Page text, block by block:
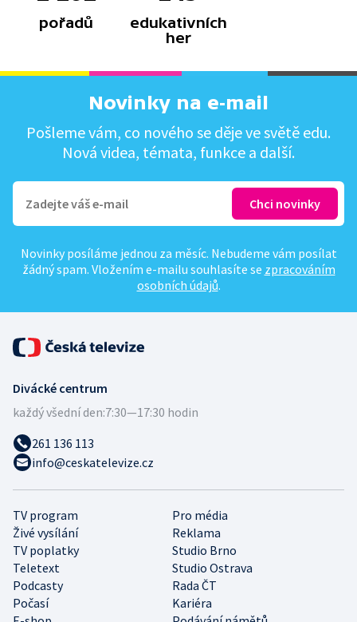
pořadů
edukativních
her
Novinky na e-mail
Pošleme vám, co nového se děje ve světě edu.
Nová videa, témata, funkce a další.
Novinky posíláme jednou za měsíc. Nebudeme vám posílat
žádný spam. Vložením e-mailu souhlasíte se zpracováním
osobních údajů.